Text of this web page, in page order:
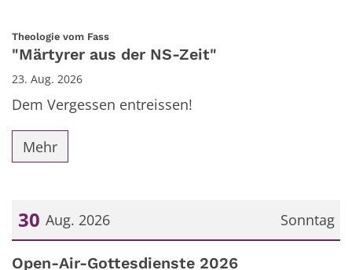
Theologie vom Fass:
"Märtyrer aus der NS-Zeit"
23. Aug. 2026
Dem Vergessen entreissen!
Mehr
Sonntag
30 Aug. 2026
Datum: 30. August 2026
Open-Air-Gottesdienste 2026